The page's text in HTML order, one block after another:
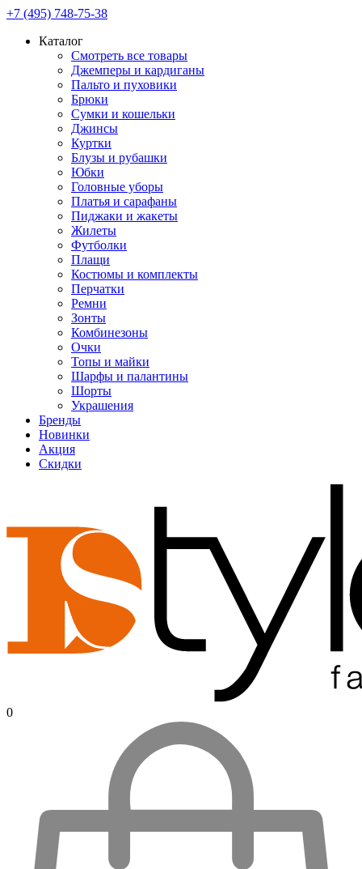
+7 (495) 748-75-38
Каталог
Смотреть все товары
Джемперы и кардиганы
Пальто и пуховики
Брюки
Сумки и кошельки
Джинсы
Куртки
Блузы и рубашки
Юбки
Головные уборы
Платья и сарафаны
Пиджаки и жакеты
Жилеты
Футболки
Плащи
Костюмы и комплекты
Перчатки
Ремни
Зонты
Комбинезоны
Очки
Топы и майки
Шарфы и палантины
Шорты
Украшения
Бренды
Новинки
Акция
Скидки
0